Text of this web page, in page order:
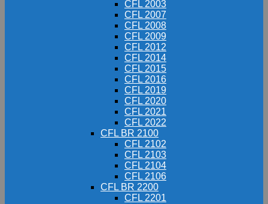
CFL 2003
CFL 2007
CFL 2008
CFL 2009
CFL 2012
CFL 2014
CFL 2015
CFL 2016
CFL 2019
CFL 2020
CFL 2021
CFL 2022
CFL BR 2100
CFL 2102
CFL 2103
CFL 2104
CFL 2106
CFL BR 2200
CFL 2201